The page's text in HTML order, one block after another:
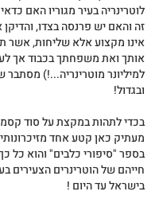
לוטרינריה בעיר מגוריו האם
זה והאם יש פרנסה בצדו, והדיקן
אינו מקצוע אלא שליחות, אשר
אותך ואת משפחתך בכבוד אך
למיליונר מוטרינריה...!) מסתבר
ובגדול!
בכדי לתהות במקצת על סוד
מעתיק כאן קטע אחד
בספר "סיפורי כלבים" והוא כל
חייהם של הוטרינרים הצעירים
בישראל עד היום !